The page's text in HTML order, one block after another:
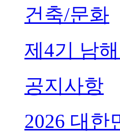
건축/문화
제4기 남
공지사항
2026 대한